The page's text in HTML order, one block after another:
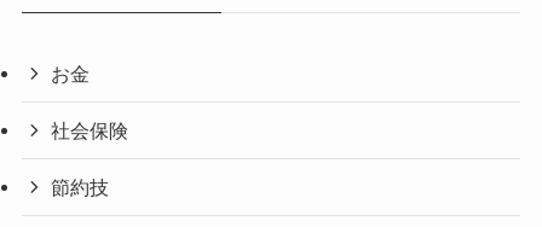
お金
社会保険
節約技